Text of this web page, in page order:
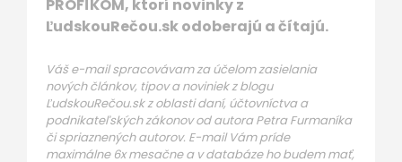
PROFÍKOM, ktorí novinky z
ĽudskouRečou.sk odoberajú a čítajú.
Váš e-mail spracovávam za účelom zasielania
nových článkov, tipov a noviniek z blogu
ĽudskouRečou.sk z oblasti daní, účtovníctva a
podnikateľských zákonov od autora Petra Furmaníka
či spriaznených autorov. E-mail Vám príde
maximálne 6x mesačne a v databáze ho budem mať,